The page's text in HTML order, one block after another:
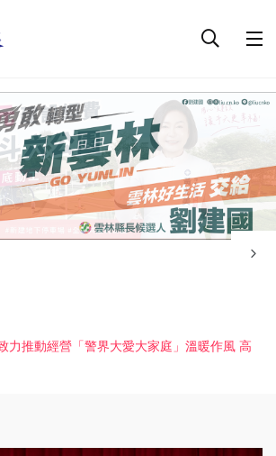
力推動經營「警界大愛大家庭」溫暖作風 高